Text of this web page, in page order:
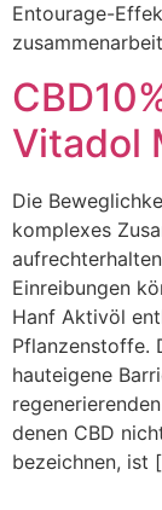
Entourage-
Vitadol
Die
komplexes
Einreibungen
Hanf Aktivöl
Pflanzenstoffe.
hauteigene
denen CBD
bezeichnen, ist